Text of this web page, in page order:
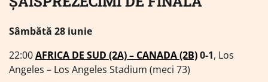
Sâmbătă 28 iunie
22:00AFRICA DE SUD (2A) – CANADA (2B)0-1, Los
Angeles – Los Angeles Stadium (meci 73)